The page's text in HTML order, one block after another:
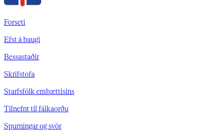
Forseti
Efst á baugi
Bessastaðir
Skrifstofa
Starfsfólk embættisins
Tilnefnt til fálkaorðu
Spurningar og svör